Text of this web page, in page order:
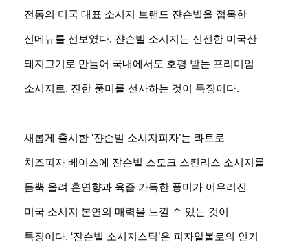
전통의 미국 대표 소시지 브랜드 쟌슨빌을 접목한
신메뉴를 선보였다. 쟌슨빌 소시지는 신선한 미국산
돼지고기로 만들어 국내에서도 호평 받는 프리미엄
소시지로, 진한 풍미를 선사하는 것이 특징이다.
새롭게 출시한 ‘쟌슨빌 소시지피자’는 콰트로
치즈피자 베이스에 쟌슨빌 스모크 스킨리스 소시지를
듬뿍 올려 훈연향과 육즙 가득한 풍미가 어우러진
미국 소시지 본연의 매력을 느낄 수 있는 것이
특징이다. ‘쟌슨빌 소시지스틱’은 피자알볼로의 인기